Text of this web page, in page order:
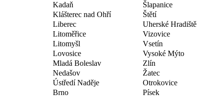
Kadaň
Klášterec nad Ohří
Liberec
Litoměřice
Litomyšl
Lovosice
Mladá Boleslav
Nedašov
Šlapanice
Štětí
Uherské Hradiště
Vizovice
Vsetín
Vysoké Mýto
Zlín
Žatec
Ústředí Naděje
Brno
Otrokovice
Písek